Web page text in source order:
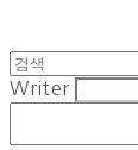
Writer